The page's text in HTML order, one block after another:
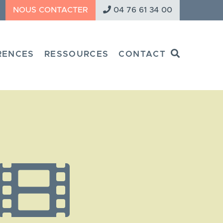
NOUS CONTACTER 04 76 61 34 00
RESSOURCES CONTACT